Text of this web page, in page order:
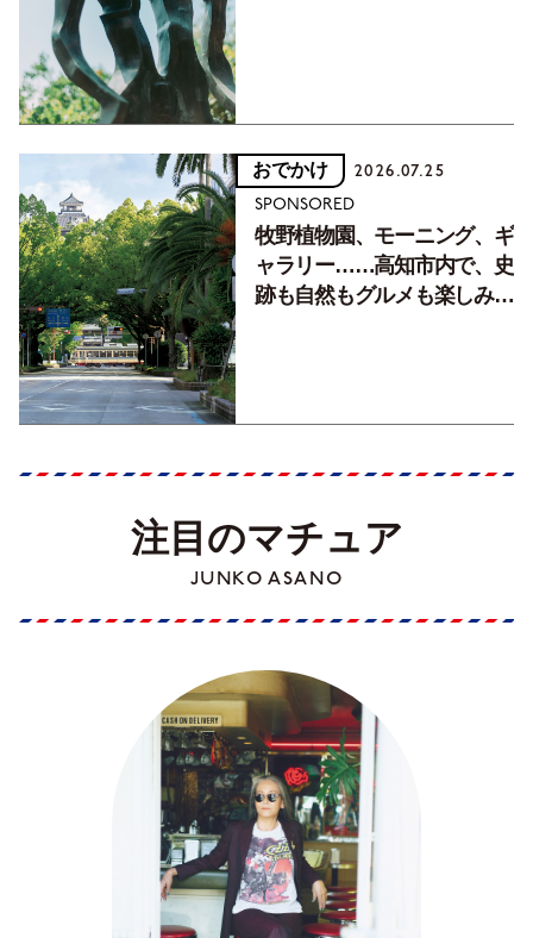
おでかけ 2026.07.25
SPONSORED
牧野植物園、モーニング、ギ
ャラリー……高知市内で、史
跡も自然もグルメも楽しみ尽
注目のマチュア
JUNKO ASANO